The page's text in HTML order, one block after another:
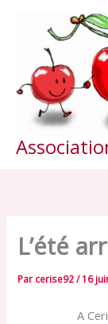
L’été
Par cerise92/16
A